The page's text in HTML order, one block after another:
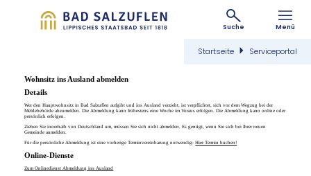
Suche Menü
Startseite Serviceportal
Wohnsitz ins Ausland abmelden
Details
Wer den Hauptwohnsitz in Bad Salzuflen aufgibt und ins Ausland verzieht, ist verpflichtet, sich vor dem Wegzug bei der
Meldebehörde abzumelden. Die Abmeldung kann frühestens eine Woche im Voraus erfolgen. Die Abmeldung kann online oder
persönlich erfolgen.
Ziehen Sie innerhalb von Deutschland um, müssen Sie sich nicht abmelden. Es genügt, wenn Sie sich bei Ihrer neuen
Gemeinde anmelden.
Für die persönliche Abmeldung ist eine vorherige Terminvereinbarung notwendig:Hier Termin buchen!
Online-Dienste
Zum Onlinedienst Abmeldung ins Ausland